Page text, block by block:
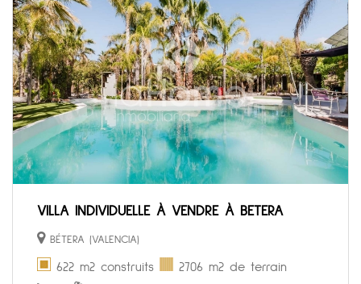
VILLA INDIVIDUELLE À VENDRE À BETERA
BÉTERA (VALENCIA)
622 m2 construits 2706 m2 de terrain